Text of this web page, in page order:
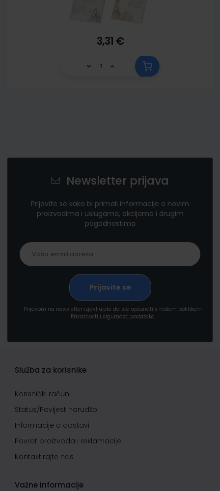
3,31 €
Newsletter prijava
Prijavite se kako bi primali informacije o novim
proizvodima i uslugama, akcijama i drugim
pogodnostima
Prijavom na newsletter izjavljujete da ste upoznati s našom politikom
Privatnosti i sigurnosti podataka
Služba za korisnike
Korisnički račun
Status/Povijest narudžbi
Informacije o dostavi
Povrat proizvoda i reklamacije
Kontaktirajte nas
Važne informacije